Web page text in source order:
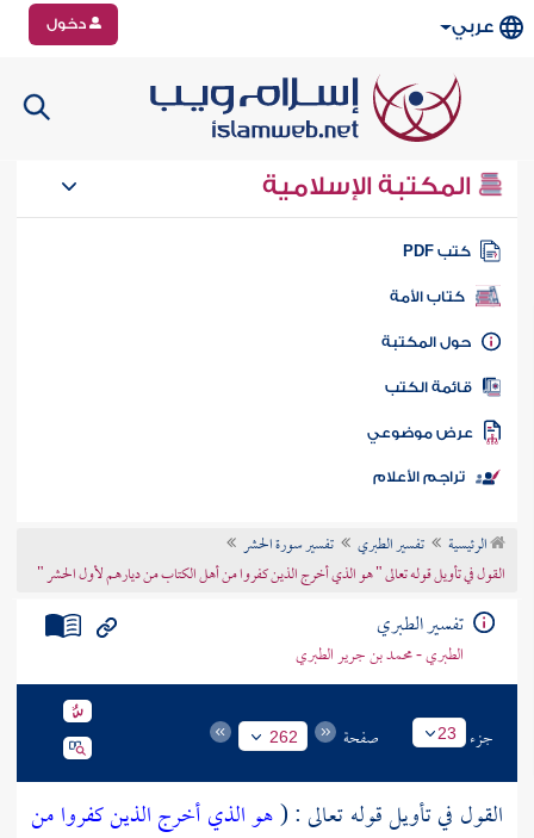
عربي دخول
المكتبة الإسلامية
كتب PDF
كتاب الأمة
المكتبة
الكتب
موضوعي
تراجم الأعلام
الرئيسية تفسير الطبري
تفسير سورة الحشر
القول في تأويل قوله تعالى " هو الذي أخرج الذين كفروا من أهل الكتاب من ديارهم لأول الحشر "
تفسير الطبري
الطبري - محمد بن جرير الطبري
جزء 23 صفحة 262
القول في تأويل قوله تعالى : (هو الذي أخرج الذين كفروا من